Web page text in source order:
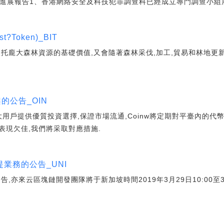
龐大森林資源的基礎價值,又會隨著森林采伐,加工,貿易和林地更
公告_OIN
戶提供優質投資選擇,保證市場流通,Coinw將定期對平臺內的代
現欠佳,我們將采取對應措施.
務的公告_UNI
,亦來云區塊鏈開發團隊將于新加坡時間2019年3月29日10:00